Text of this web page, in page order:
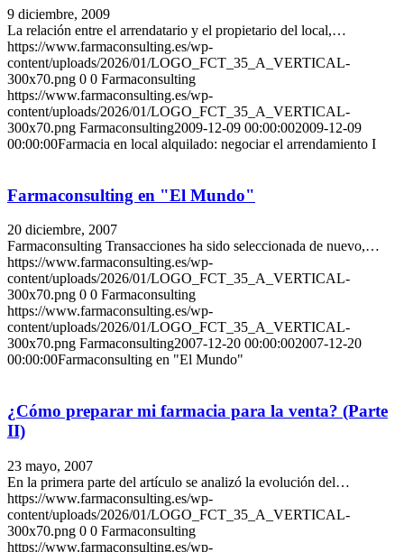
9 diciembre, 2009
La relación entre el arrendatario y el propietario del local,…
https://www.farmaconsulting.es/wp-
content/uploads/2026/01/LOGO_FCT_35_A_VERTICAL-
300x70.png 0 0 Farmaconsulting
https://www.farmaconsulting.es/wp-
content/uploads/2026/01/LOGO_FCT_35_A_VERTICAL-
300x70.png Farmaconsulting2009-12-09 00:00:002009-12-09
00:00:00Farmacia en local alquilado: negociar el arrendamiento I
Farmaconsulting en "El Mundo"
20 diciembre, 2007
Farmaconsulting Transacciones ha sido seleccionada de nuevo,…
https://www.farmaconsulting.es/wp-
content/uploads/2026/01/LOGO_FCT_35_A_VERTICAL-
300x70.png 0 0 Farmaconsulting
https://www.farmaconsulting.es/wp-
content/uploads/2026/01/LOGO_FCT_35_A_VERTICAL-
300x70.png Farmaconsulting2007-12-20 00:00:002007-12-20
00:00:00Farmaconsulting en "El Mundo"
¿Cómo preparar mi farmacia para la venta? (Parte
II)
23 mayo, 2007
En la primera parte del artículo se analizó la evolución del…
https://www.farmaconsulting.es/wp-
content/uploads/2026/01/LOGO_FCT_35_A_VERTICAL-
300x70.png 0 0 Farmaconsulting
https://www.farmaconsulting.es/wp-